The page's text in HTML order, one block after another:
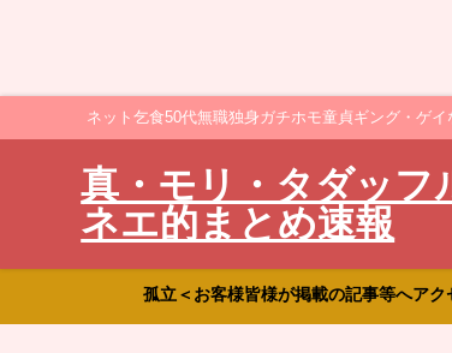
ネット乞食50代無職独身ガチホモ童貞ギング・ゲ
真・モリ・タダッフ
ネエ的まとめ速報
孤立＜お客様皆様が掲載の記事等へア